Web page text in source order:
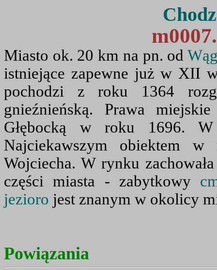
Miasto ok. 20 km na pn. od
istniejące zapewne już w XII
pochodzi z roku 1364
gnieźnieńską. Prawa
Głębocką w roku 1696.
Najciekawszym obiektem
Wojciecha. W rynku
części miasta - zabytkowy
jezioro jest znanym w okolicy
Powiązania